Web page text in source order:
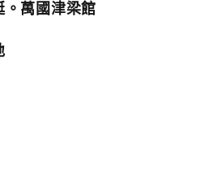
。萬國津梁館